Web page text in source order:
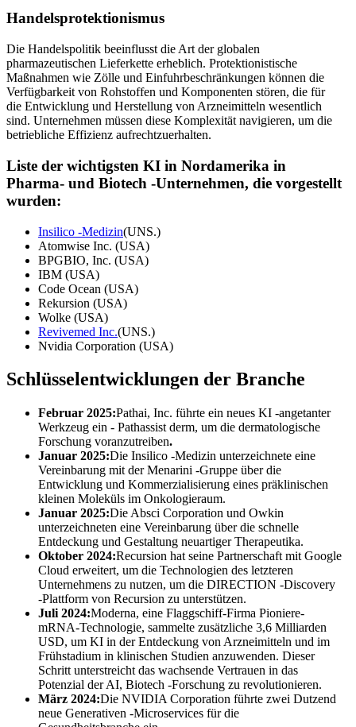
Handelsprotektionismus
Die Handelspolitik beeinflusst die Art der globalen
pharmazeutischen Lieferkette erheblich. Protektionistische
Maßnahmen wie Zölle und Einfuhrbeschränkungen können die
Verfügbarkeit von Rohstoffen und Komponenten stören, die für
die Entwicklung und Herstellung von Arzneimitteln wesentlich
sind. Unternehmen müssen diese Komplexität navigieren, um die
betriebliche Effizienz aufrechtzuerhalten.
Liste der wichtigsten KI in Nordamerika in
Pharma- und Biotech -Unternehmen, die vorgestellt
wurden:
Insilico -Medizin(UNS.)
Atomwise Inc. (USA)
BPGBIO, Inc. (USA)
IBM (USA)
Code Ocean (USA)
Rekursion (USA)
Wolke (USA)
Revivemed Inc.(UNS.)
Nvidia Corporation (USA)
Schlüsselentwicklungen der Branche
Februar 2025:Pathai, Inc. führte ein neues KI -angetanter
Werkzeug ein - Pathassist derm, um die dermatologische
Forschung voranzutreiben.
Januar 2025:Die Insilico -Medizin unterzeichnete eine
Vereinbarung mit der Menarini -Gruppe über die
Entwicklung und Kommerzialisierung eines präklinischen
kleinen Moleküls im Onkologieraum.
Januar 2025:Die Absci Corporation und Owkin
unterzeichneten eine Vereinbarung über die schnelle
Entdeckung und Gestaltung neuartiger Therapeutika.
Oktober 2024:Recursion hat seine Partnerschaft mit Google
Cloud erweitert, um die Technologien des letzteren
Unternehmens zu nutzen, um die DIRECTION -Discovery
-Plattform von Recursion zu unterstützen.
Juli 2024:Moderna, eine Flaggschiff-Firma Pioniere-
mRNA-Technologie, sammelte zusätzliche 3,6 Milliarden
USD, um KI in der Entdeckung von Arzneimitteln und im
Frühstadium in klinischen Studien anzuwenden. Dieser
Schritt unterstreicht das wachsende Vertrauen in das
Potenzial der AI, Biotech -Forschung zu revolutionieren.
März 2024:Die NVIDIA Corporation führte zwei Dutzend
neue Generativen -Microservices für die